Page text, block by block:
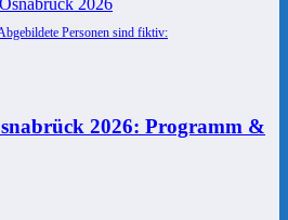
Personen sind fiktiv:
2026: Programm &